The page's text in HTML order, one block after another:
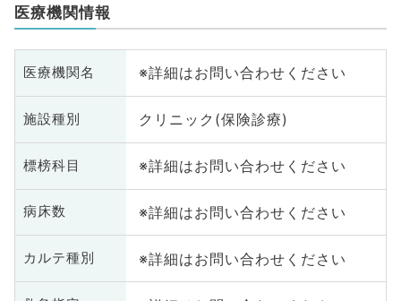
医療機関情報
医療機関名 ※詳細はお問い合わせください
施設種別 クリニック(保険診療)
標榜科目 ※詳細はお問い合わせください
病床数 ※詳細はお問い合わせください
カルテ種別 ※詳細はお問い合わせください